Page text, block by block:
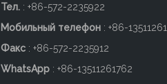
Тел. : +86-572-2235922
Мобильный телефон : +86-
Факс : +86-572-2235912
WhatsApp : +86-13511261762